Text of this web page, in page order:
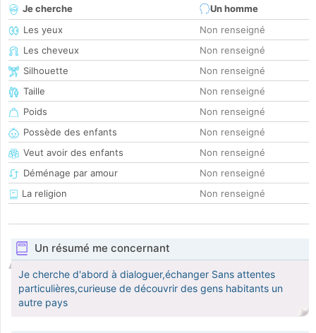
Je cherche
Un homme
Les yeux
Non renseigné
Les cheveux
Non renseigné
Silhouette
Non renseigné
Taille
Non renseigné
Poids
Non renseigné
Possède des enfants
Non renseigné
Veut avoir des enfants
Non renseigné
Déménage par amour
Non renseigné
La religion
Non renseigné
Un résumé me concernant
Je cherche d'abord à dialoguer,échanger Sans attentes
particulières,curieuse de découvrir des gens habitants un
autre pays